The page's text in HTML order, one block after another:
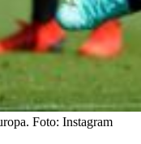
Foto: Instagram